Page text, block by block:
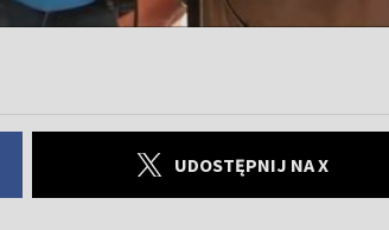
UDOSTĘPNIJ NA X